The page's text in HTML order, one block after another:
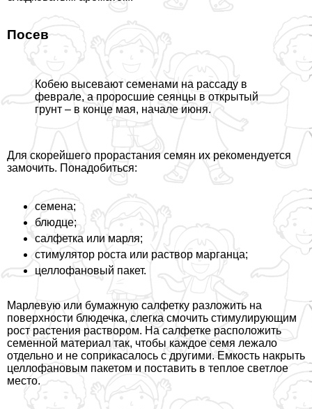
Посев
Кобею высевают семенами на рассаду в
феврале, а проросшие сеянцы в открытый
грунт – в конце мая, начале июня.
Для скорейшего прорастания семян их рекомендуется
замочить. Понадобиться:
семена;
блюдце;
салфетка или марля;
стимулятор роста или раствор марганца;
целлофановый пакет.
Марлевую или бумажную салфетку разложить на
поверхности блюдечка, слегка смочить стимулирующим
рост растения раствором. На салфетке расположить
семенной материал так, чтобы каждое семя лежало
отдельно и не соприкасалось с другими. Емкость накрыть
целлофановым пакетом и поставить в теплое светлое
место.